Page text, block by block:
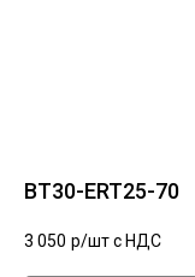
BT30-ERT25-70
3 050 р/шт c НДС